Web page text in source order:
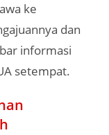
ke
dan
informasi
setempat.